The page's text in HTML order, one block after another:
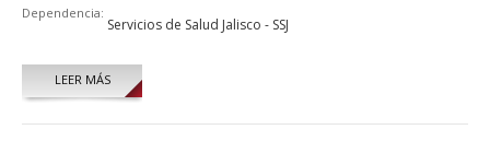
Dependencia:
Servicios de Salud Jalisco - SSJ
LEER MÁS